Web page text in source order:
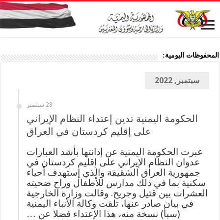
المحفوظات اليومية:
سبتمبر, 2022
28 سبتمبر
الحكومة اليمنية تدين إعتداء النظام الإيراني
على إقليم كردستان في العراق
عبرت الحكومة اليمنية عن إدانتها بأشد العبارات
عدوان النظام الإيراني على إقليم كردستان في
جمهورية العراق الشقيقة والذي إستهدف أحياء
سكنية بما في ذلك مدارس للأطفال وراح ضحيته
العشرات بين قتيل وجريح. وقالت وزارة الخارجية
في بيان صادر عنها، تلقت وكالة الأنباء اليمنية
(سبأ) نسخة منه، هذا الإعتداء فضلا عن …